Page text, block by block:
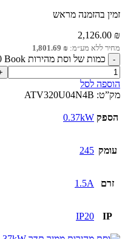
זמין בהזמנה מראש
2,126.00 ₪
מחיר ללא מע״מ: 1,801.69 ₪
כמות של וסת מהירות 0.37kW ATV320 Book
הוספה לסל
מק”ט: ATV320U04N4B
הספק 0.37kW
עומק 245
זרם 1.5A
IP
IP20